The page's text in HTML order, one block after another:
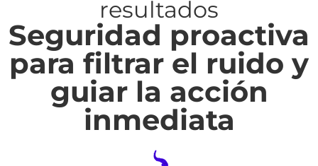
resultados
Seguridad proactiva
para filtrar el ruido y
guiar la acción
inmediata